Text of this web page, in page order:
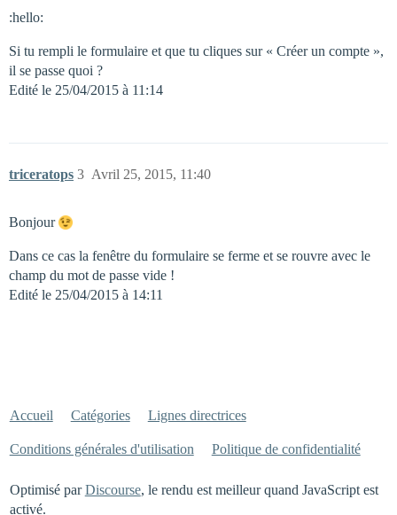
:hello:
Si tu rempli le formulaire et que tu cliques sur « Créer un compte »,
il se passe quoi ?
Edité le 25/04/2015 à 11:14
triceratops Avril 25, 2015, 11:40
3
Bonjour
Dans ce cas la fenêtre du formulaire se ferme et se rouvre avec le
champ du mot de passe vide !
Edité le 25/04/2015 à 14:11
Accueil Catégories Lignes directrices
Conditions générales d'utilisation Politique de confidentialité
Optimisé parDiscourse, le rendu est meilleur quand JavaScript est
activé.